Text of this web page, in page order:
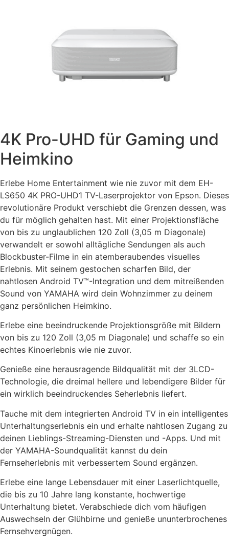
4K Pro-UHD für Gaming und
Heimkino
Erlebe Home Entertainment wie nie zuvor mit dem EH-
LS650 4K PRO-UHD1 TV-Laserprojektor von Epson. Dieses
revolutionäre Produkt verschiebt die Grenzen dessen, was
du für möglich gehalten hast. Mit einer Projektionsfläche
von bis zu unglaublichen 120 Zoll (3,05 m Diagonale)
verwandelt er sowohl alltägliche Sendungen als auch
Blockbuster-Filme in ein atemberaubendes visuelles
Erlebnis. Mit seinem gestochen scharfen Bild, der
nahtlosen Android TV™-Integration und dem mitreißenden
Sound von YAMAHA wird dein Wohnzimmer zu deinem
ganz persönlichen Heimkino.
Erlebe eine beeindruckende Projektionsgröße mit Bildern
von bis zu 120 Zoll (3,05 m Diagonale) und schaffe so ein
echtes Kinoerlebnis wie nie zuvor.
Genieße eine herausragende Bildqualität mit der 3LCD-
Technologie, die dreimal hellere und lebendigere Bilder für
ein wirklich beeindruckendes Seherlebnis liefert.
Tauche mit dem integrierten Android TV in ein intelligentes
Unterhaltungserlebnis ein und erhalte nahtlosen Zugang zu
deinen Lieblings-Streaming-Diensten und -Apps. Und mit
der YAMAHA-Soundqualität kannst du dein
Fernseherlebnis mit verbessertem Sound ergänzen.
Erlebe eine lange Lebensdauer mit einer Laserlichtquelle,
die bis zu 10 Jahre lang konstante, hochwertige
Unterhaltung bietet. Verabschiede dich vom häufigen
Auswechseln der Glühbirne und genieße ununterbrochenes
Fernsehvergnügen.